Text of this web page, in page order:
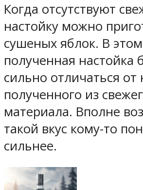
Когда отсутствуют
настойку можно
сушеных яблок. В
полученная настойка
сильно отличаться от
полученного из
материала. Вполне
такой вкус кому-то
сильнее.